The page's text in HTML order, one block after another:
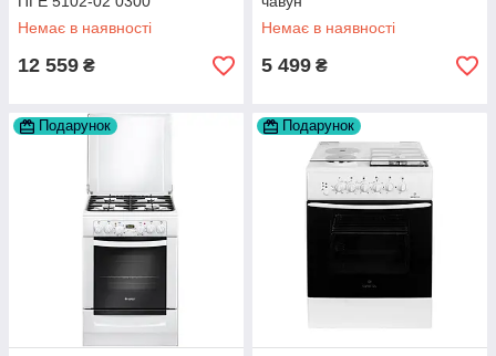
Немає в наявності
12 559 ₴
Немає в наявності
5 499 ₴
Подарунок Подарунок